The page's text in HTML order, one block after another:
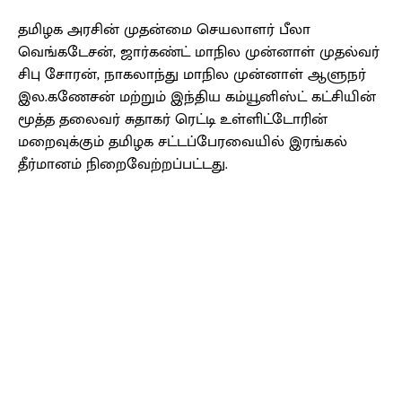
தமிழக அரசின் முதன்மை செயலாளர் பீலா
வெங்கடேசன், ஜார்கண்ட் மாநில முன்னாள் முதல்வர்
சிபு சோரன், நாகலாந்து மாநில முன்னாள் ஆளுநர்
இல.கணேசன் மற்றும் இந்திய கம்யூனிஸ்ட் கட்சியின்
மூத்த தலைவர் சுதாகர் ரெட்டி உள்ளிட்டோரின்
மறைவுக்கும் தமிழக சட்டப்பேரவையில் இரங்கல்
தீர்மானம் நிறைவேற்றப்பட்டது.